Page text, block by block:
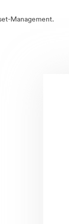
Management.